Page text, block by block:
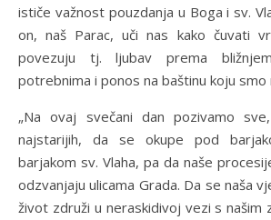
ističe važnost pouzdanja u Boga i sv.
on, naš Parac, uči nas kako čuvati
povezuju tj. ljubav prema
potrebnima i ponos na baštinu koju smo
„Na ovaj svečani dan pozivamo
najstarijih, da se okupe pod
barjakom sv. Vlaha, pa da naše
odzvanjaju ulicama Grada. Da se naša
život združi u neraskidivoj vezi s našim